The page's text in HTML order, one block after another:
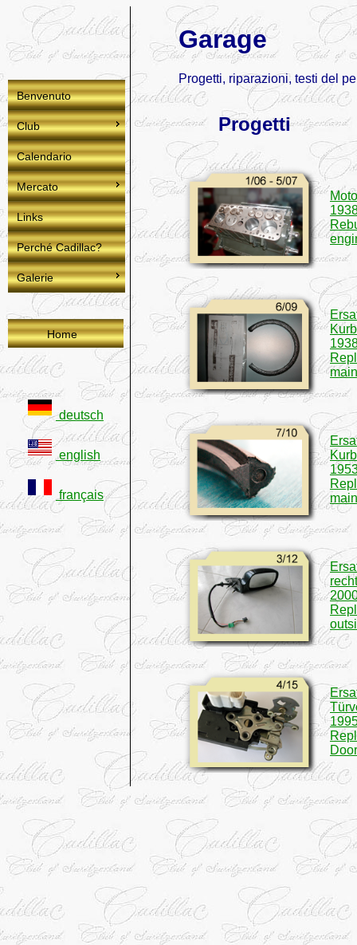
Benvenuto
Club
Calendario
Mercato
Links
Perché Cadillac?
Galerie
Home
deutsch
english
français
Garage
Progetti, riparazioni, testi del
Progetti